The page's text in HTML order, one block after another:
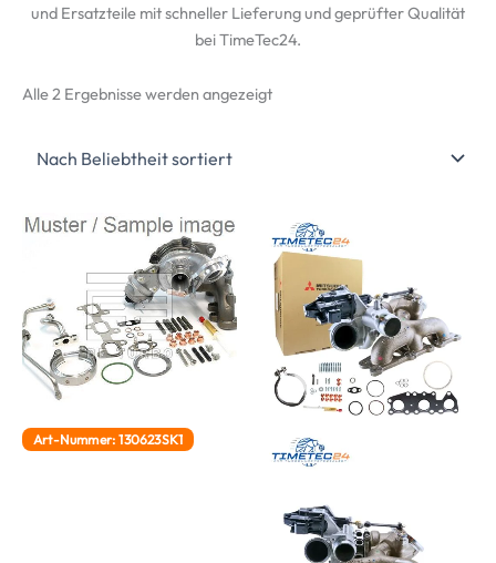
und Ersatzteile mit schneller Lieferung und geprüfter Qualität
bei TimeTec24.
Alle 2 Ergebnisse werden angezeigtNach
Art-Nummer: 130623SK1